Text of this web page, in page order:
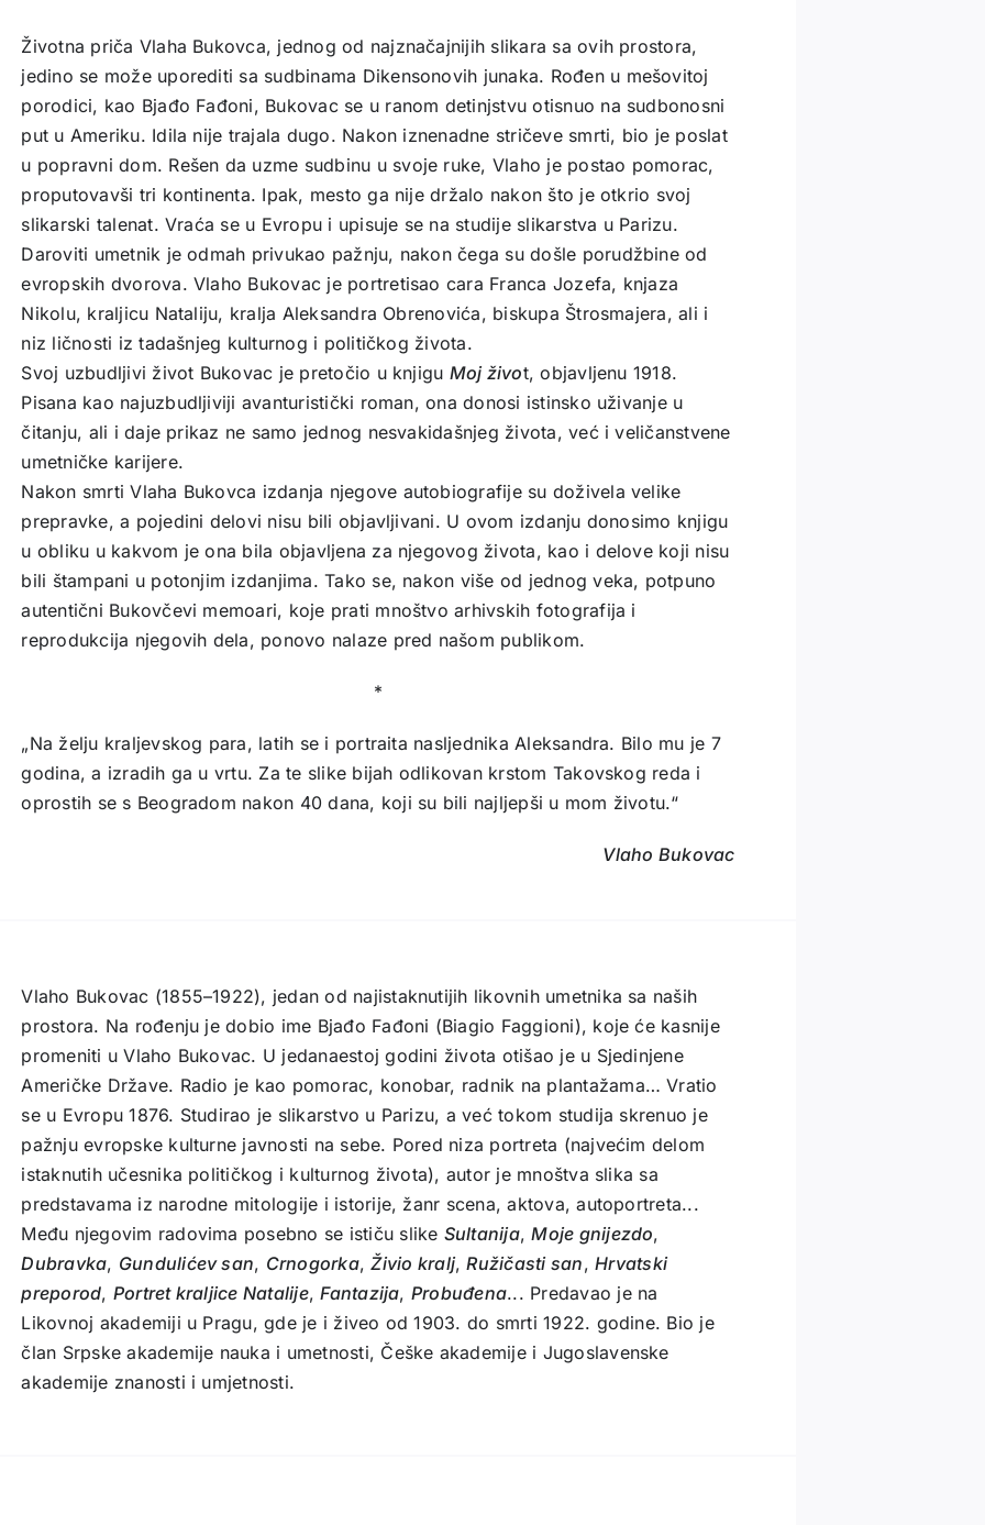
Životna priča Vlaha Bukovca, jednog od najznačajnijih slikara sa ovih prostora,
jedino se može uporediti sa sudbinama Dikensonovih junaka. Rođen u mešovitoj
porodici, kao Bjađo Fađoni, Bukovac se u ranom detinjstvu otisnuo na sudbonosni
put u Ameriku. Idila nije trajala dugo. Nakon iznenadne stričeve smrti, bio je poslat
u popravni dom. Rešen da uzme sudbinu u svoje ruke, Vlaho je postao pomorac,
proputovavši tri kontinenta. Ipak, mesto ga nije držalo nakon što je otkrio svoj
slikarski talenat. Vraća se u Evropu i upisuje se na studije slikarstva u Parizu.
Daroviti umetnik je odmah privukao pažnju, nakon čega su došle porudžbine od
evropskih dvorova. Vlaho Bukovac je portretisao cara Franca Jozefa, knjaza
Nikolu, kraljicu Nataliju, kralja Aleksandra Obrenovića, biskupa Štrosmajera, ali i
niz ličnosti iz tadašnjeg kulturnog i političkog života.
Svoj uzbudljivi život Bukovac je pretočio u knjigu Moj život, objavljenu 1918.
Pisana kao najuzbudljiviji avanturistički roman, ona donosi istinsko uživanje u
čitanju, ali i daje prikaz ne samo jednog nesvakidašnjeg života, već i veličanstvene
umetničke karijere.
Nakon smrti Vlaha Bukovca izdanja njegove autobiografije su doživela velike
prepravke, a pojedini delovi nisu bili objavljivani. U ovom izdanju donosimo knjigu
u obliku u kakvom je ona bila objavljena za njegovog života, kao i delove koji nisu
bili štampani u potonjim izdanjima. Tako se, nakon više od jednog veka, potpuno
autentični Bukovčevi memoari, koje prati mnoštvo arhivskih fotografija i
reprodukcija njegovih dela, ponovo nalaze pred našom publikom.
*
„Na želju kraljevskog para, latih se i portraita nasljednika Aleksandra. Bilo mu je 7
godina, a izradih ga u vrtu. Za te slike bijah odlikovan krstom Takovskog reda i
oprostih se s Beogradom nakon 40 dana, koji su bili najljepši u mom životu.“
Vlaho Bukovac
Vlaho Bukovac (1855–1922), jedan od najistaknutijih likovnih umetnika sa naših
prostora. Na rođenju je dobio ime Bjađo Fađoni (Biagio Faggioni), koje će kasnije
promeniti u Vlaho Bukovac. U jedanaestoj godini života otišao je u Sjedinjene
Američke Države. Radio je kao pomorac, konobar, radnik na plantažama… Vratio
se u Evropu 1876. Studirao je slikarstvo u Parizu, a već tokom studija skrenuo je
pažnju evropske kulturne javnosti na sebe. Pored niza portreta (najvećim delom
istaknutih učesnika političkog i kulturnog života), autor je mnoštva slika sa
predstavama iz narodne mitologije i istorije, žanr scena, aktova, autoportreta...
Među njegovim radovima posebno se ističu slike Sultanija,Moje gnijezdo,
Dubravka, Gundulićev san, Crnogorka,Živio kralj,Ružičasti san,Hrvatski
preporod, Portret kraljice Natalije,Fantazija, Probuđena... Predavao je na
Likovnoj akademiji u Pragu, gde je i živeo od 1903. do smrti 1922. godine. Bio je
član Srpske akademije nauka i umetnosti, Češke akademije i Jugoslavenske
akademije znanosti i umjetnosti.